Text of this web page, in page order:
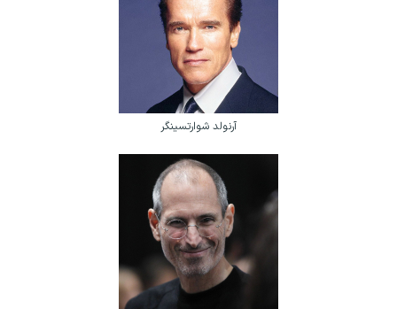
آرنولد شوارتسینگر